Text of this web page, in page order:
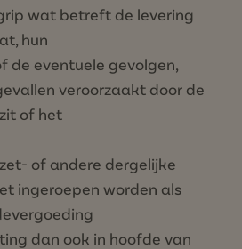
wat betreft de levering
hun
de eventuele gevolgen,
veroorzaakt door de
of het
of andere dergelijke
ingeroepen worden als
dan ook in hoofde van